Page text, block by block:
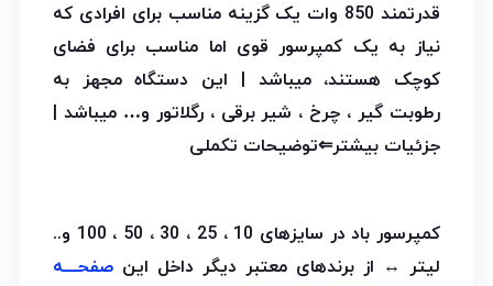
قدرتمند 850 وات یک گزینه مناسب برای افرادی که
نیاز به یک کمپرسور قوی اما مناسب برای فضای
کوچک هستند، میباشد | این دستگاه مجهز به
رطوبت گیر ، چرخ ، شیر برقی ، رگلاتور و… میباشد |
جزئیات بیشتر⇐توضیحات تکملی
کمپرسور باد در سایزهای 10 ، 25 ، 30 ، 50 ، 100 و..
لیتر ↔ از برندهای معتبر دیگر داخل اینصفحـــه